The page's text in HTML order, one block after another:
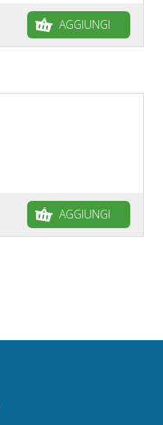
AGGIUNGI
AGGIUNGI